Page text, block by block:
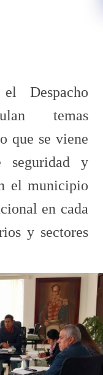
Despacho
temas
que se viene
seguridad y
el municipio
en cada
y sectores